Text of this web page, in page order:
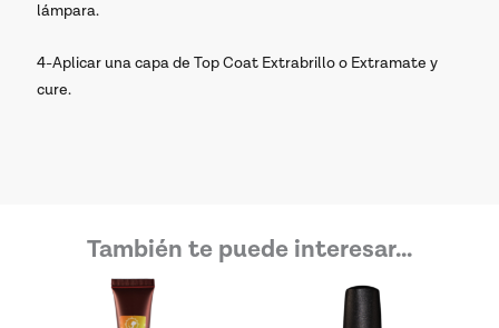
lámpara.
4-Aplicar una capa de Top Coat Extrabrillo o Extramate y
cure.
También te puede interesar...